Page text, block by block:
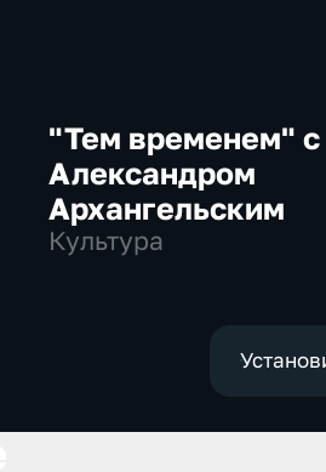
"Тем временем" с
Александром
Архангельским
Культура